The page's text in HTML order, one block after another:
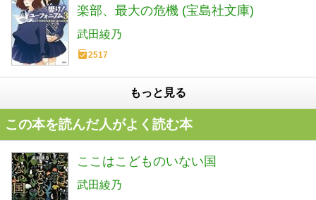
楽部、最大の危機 (宝島社文庫)
武田綾乃
2517
もっと見る
この本を読んだ人がよく読む本
ここはこどものいない国
武田綾乃